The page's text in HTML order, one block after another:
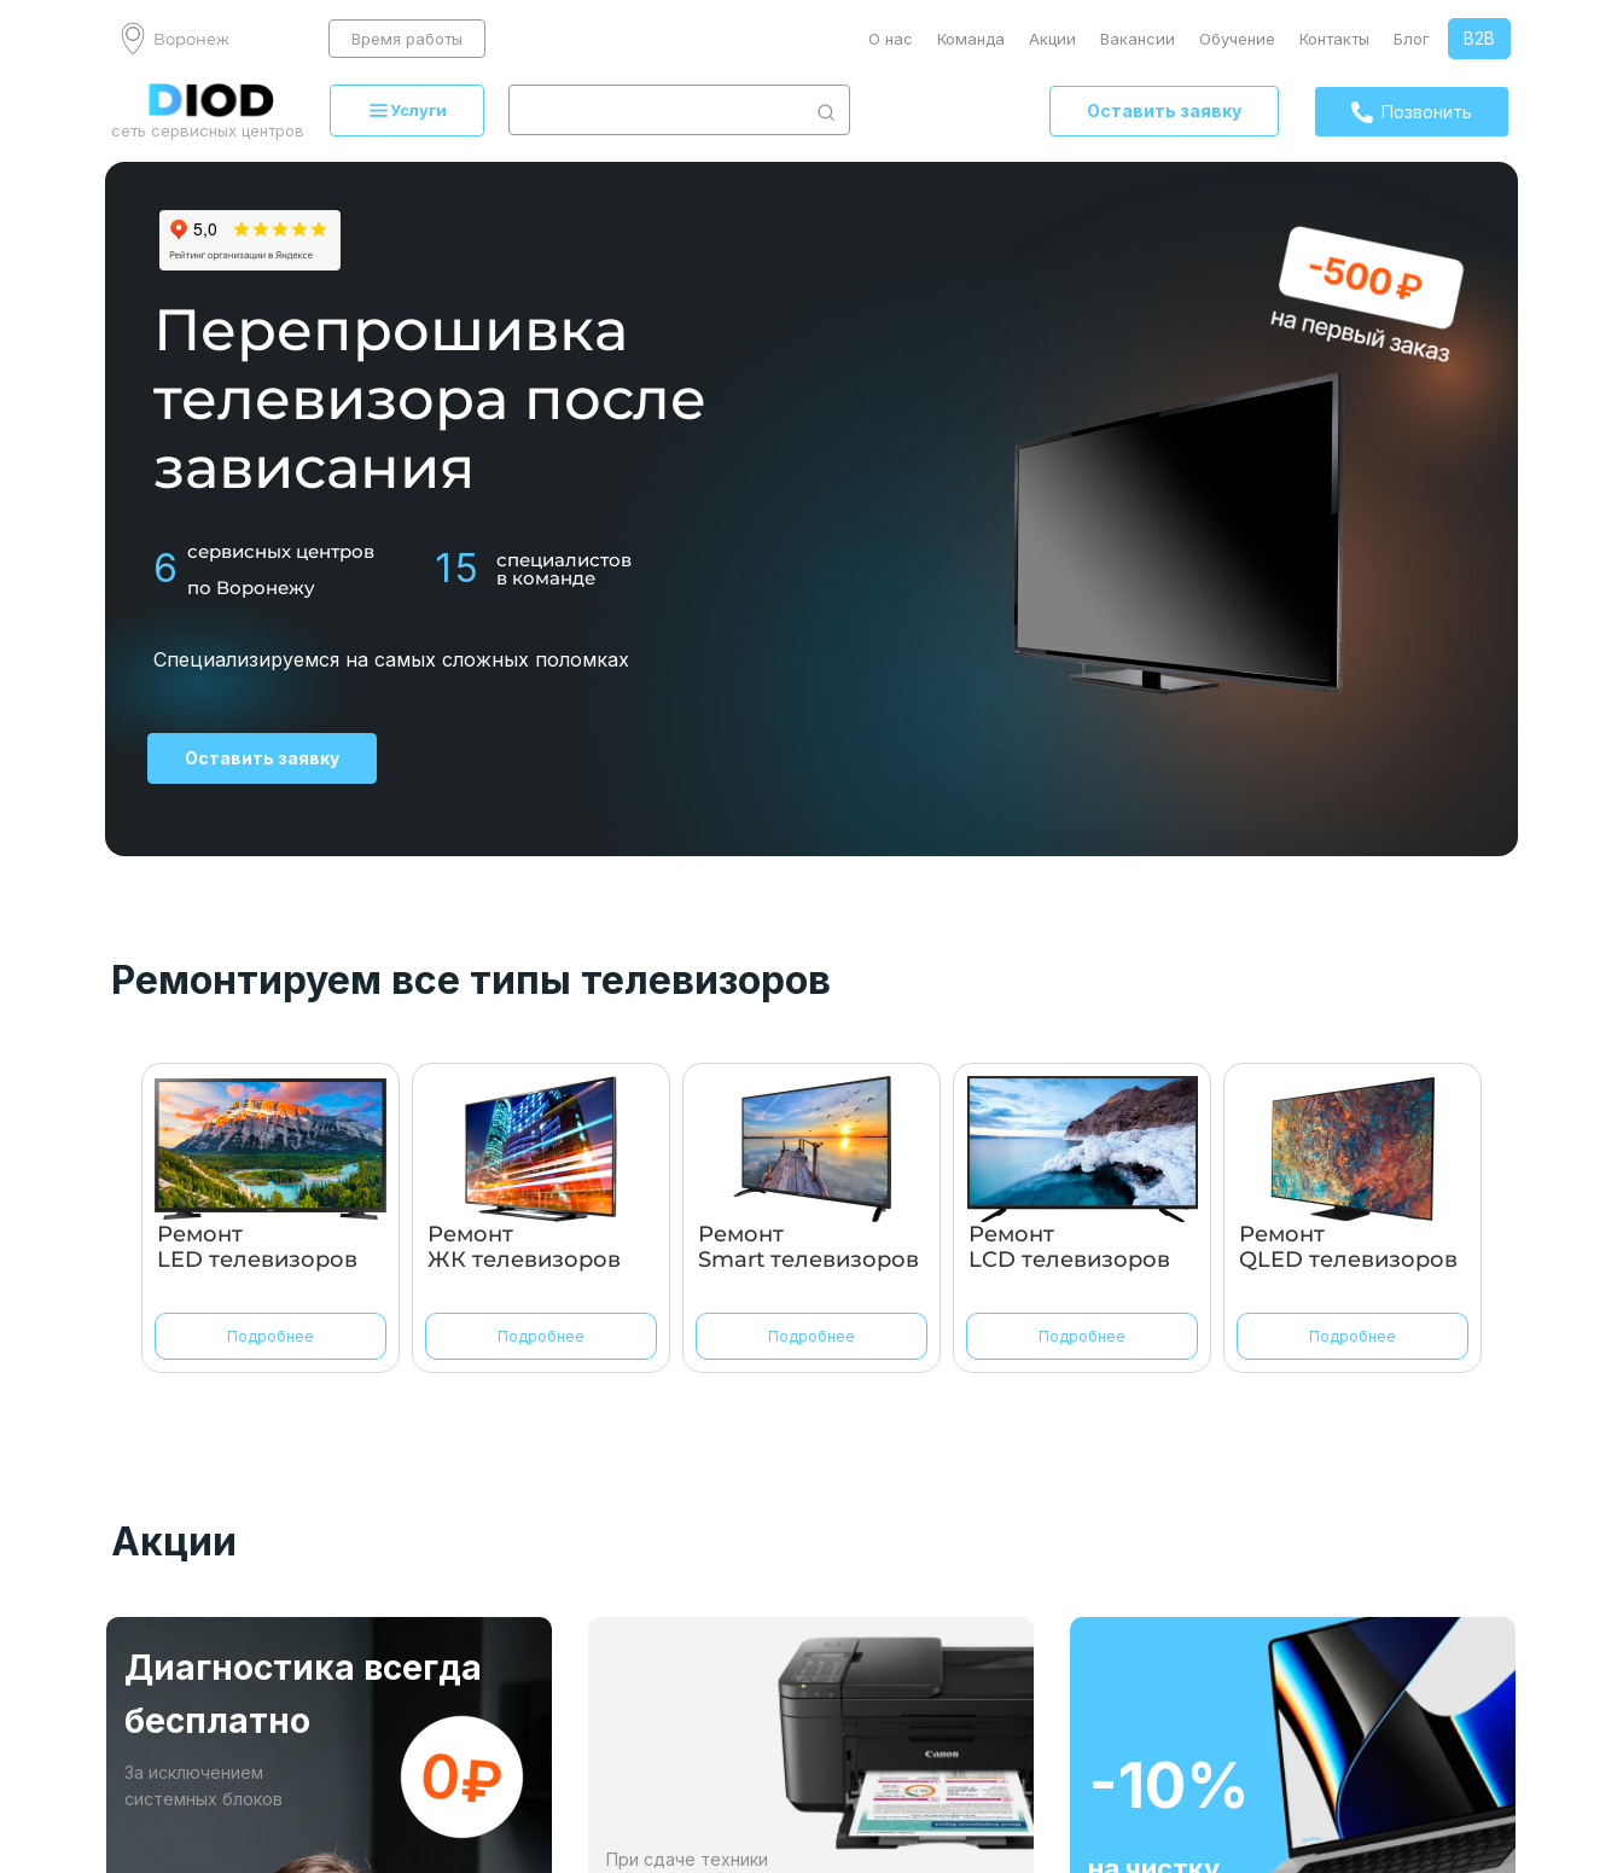
Воронеж Время работы О нас Команда Акции Вакансии Обучение Контакты Блог B2B
сеть сервисных центров
Услуги Оставить заявку Позвонить
Перепрошивка
телевизора после
зависания
6 сервисных центров
по Воронежу
15 специалистов
в команде
Специализируемся на самых сложных поломках
Оставить заявку
Ремонтируем все типы телевизоров
Ремонт
LED телевизоров
Подробнее
Ремонт
ЖК телевизоров
Подробнее
Ремонт
Smart телевизоров
Подробнее
Ремонт
LCD телевизоров
Подробнее
Ремонт
QLED телевизоров
Подробнее
Акции
Диагностика всегда
бесплатно
За исключением
системных блоков
При сдаче техники
-10%